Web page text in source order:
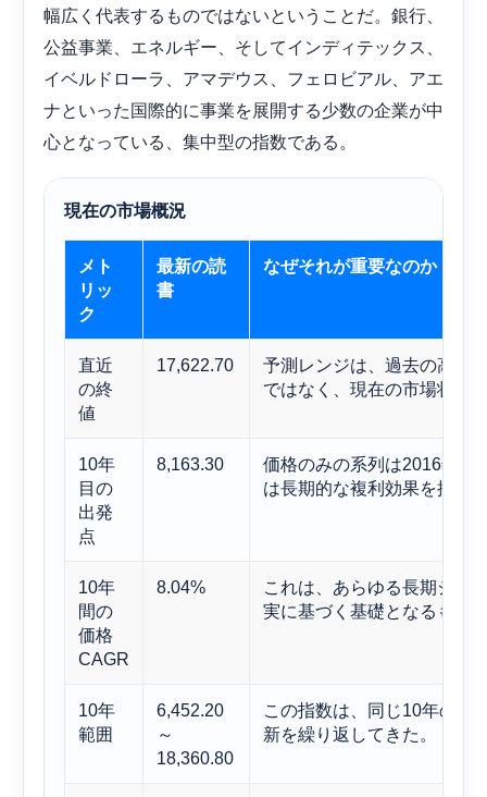
幅広く代表するものではないということだ。銀行、
公益事業、エネルギー、そしてインディテックス、
イベルドローラ、アマデウス、フェロビアル、アエ
ナといった国際的に事業を展開する少数の企業が中
心となっている、集中型の指数である。
現在の市場概況
メト
リッ
ク
最新の読
書
なぜそれが重要なのか
直近
の終
値
17,622.70
予測レンジは、過去の高値
ではなく、現在の市場状況
10年
目の
出発
点
8,163.30
価格のみの系列は2016年5
は長期的な複利効果を推定
10年
間の
価格
CAGR
8.04%
これは、あらゆる長期シナ
実に基づく基礎となるもの
10年
範囲
6,452.20
～
18,360.80
この指数は、同じ10年の間
新を繰り返してきた。